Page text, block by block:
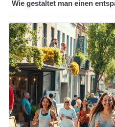
Wie gestaltet man einen